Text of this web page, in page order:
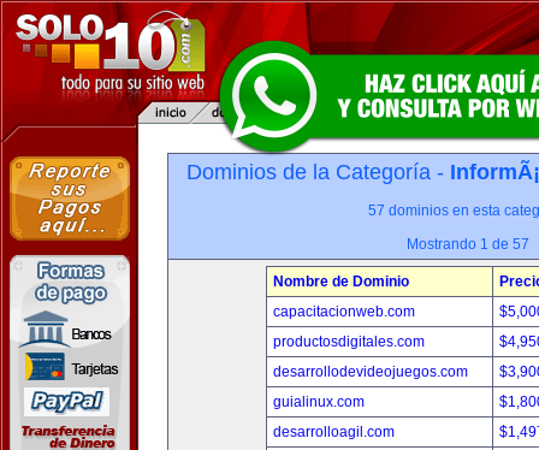
Dominios de la Categoría -
57 dominios en esta
Mostrando 1 de 57
Nombre de Dominio
capacitacionweb.com
productosdigitales.com
desarrollodevideojuegos.com
guialinux.com
desarrolloagil.com